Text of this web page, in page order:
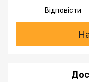
Відповісти